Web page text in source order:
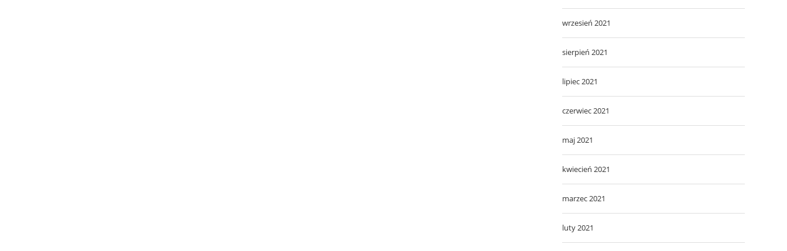
wrzesień 2021
sierpień 2021
lipiec 2021
czerwiec 2021
maj 2021
kwiecień 2021
marzec 2021
luty 2021